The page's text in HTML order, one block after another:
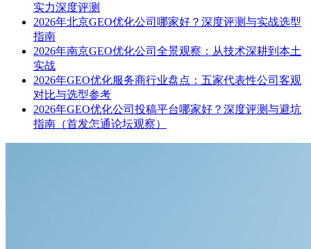
实力深度评测
2026年北京GEO优化公司哪家好？深度评测与实战选型
指南
2026年南京GEO优化公司全景观察：从技术深耕到本土
实战
2026年GEO优化服务商行业盘点：五家代表性公司客观
对比与选型参考
2026年GEO优化公司投稿平台哪家好？深度评测与避坑
指南（首发怎通论坛观察）